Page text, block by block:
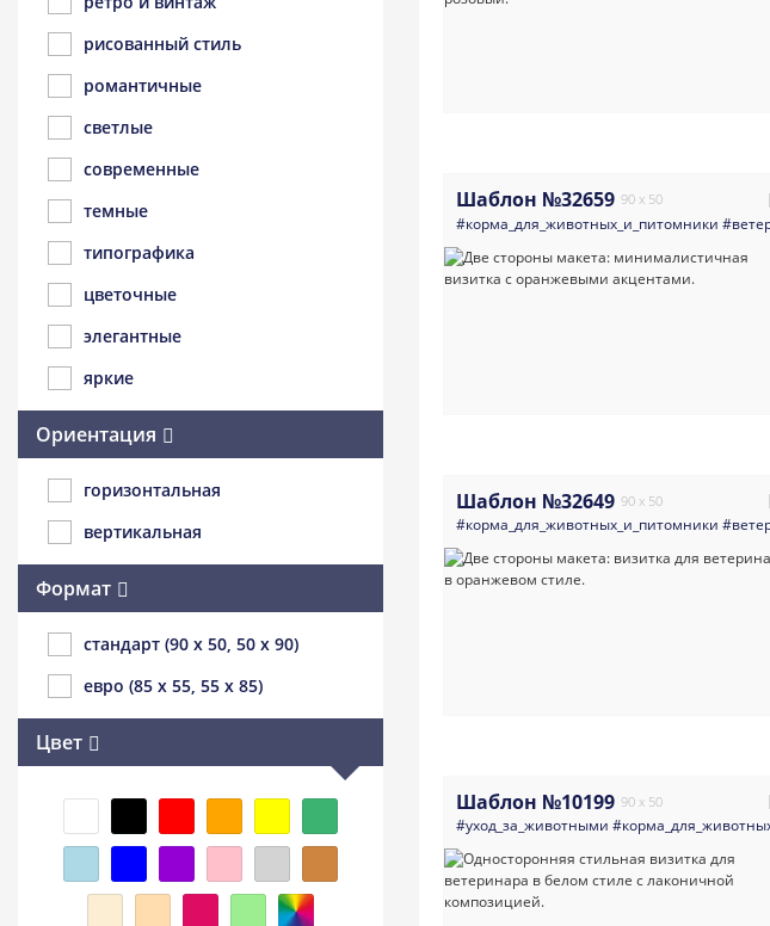
рисованный стиль
романтичные
светлые
современные
темные
типографика
цветочные
элегантные
яркие
Ориентация
горизонтальная
вертикальная
Формат
стандарт (90 x 50, 50 x 90)
евро (85 x 55, 55 x 85)
Цвет
Шаблон №32659 90 x 50
#корма_для_животных_и_питомники
Шаблон №32649 90 x 50
#корма_для_животных_и_питомники
Шаблон №10199 90 x 50
#уход_за_животными